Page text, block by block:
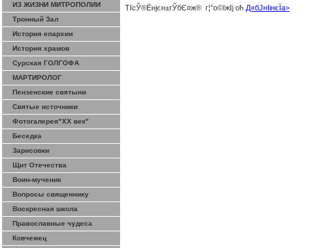
ИЗ ЖИЗНИ МИТРОПОЛИИ
Тронный Зал
История епархии
История храмов
Сурская ГОЛГОФА
МАРТИРОЛОГ
Пензенские святыни
Святые источники
Фотогалерея"ХХ век"
Беседка
Зарисовки
Щит Отечества
Воин-мученик
Вопросы священнику
Воскресная школа
Православные чудеса
Ковчежец
ТІсЎ®Ёнјєн±­гЎ­бЄ¤ж® г¦°о©ІжІј оћ Д«бЈ­нІінєЇa>